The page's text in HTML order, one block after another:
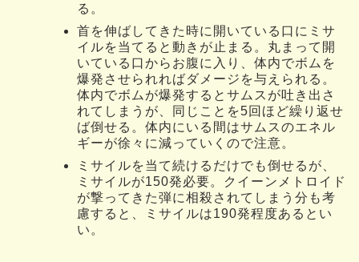
る。
首を伸ばしてきた時に開いている口にミサ
イルを当てると動きが止まる。丸まって開
いている口からお腹に入り、体内でボムを
爆発させられればダメージを与えられる。
体内でボムが爆発するとサムスが吐き出さ
れてしまうが、同じことを5回ほど繰り返せ
ば倒せる。体内にいる間はサムスのエネル
ギーが徐々に減っていくので注意。
ミサイルを当て続けるだけでも倒せるが、
ミサイルが150発必要。クイーンメトロイド
が撃ってきた弾に相殺されてしまう分も考
慮すると、ミサイルは190発程度あるとい
い。